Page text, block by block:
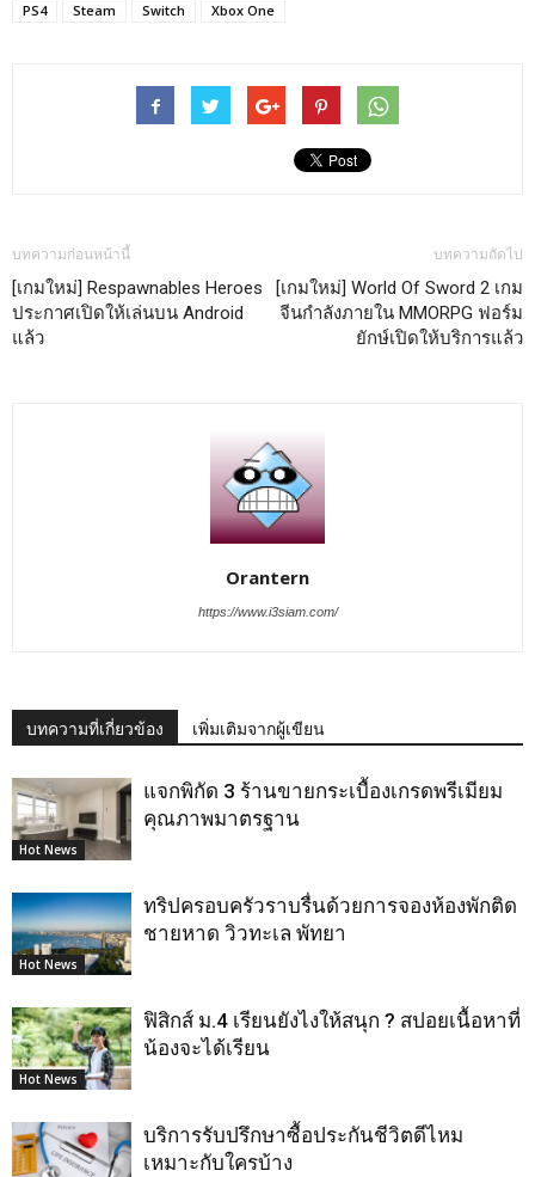
PS4
Steam Switch Xbox One
บทความก่อนหน้านี้
[เกมใหม่] Respawnables Heroes
ประกาศเปิดให้เล่นบน Android
แล้ว
บทความถัดไป
[เกมใหม่] World Of Sword 2 เกม
จีนกำลังภายใน MMORPG ฟอร์ม
ยักษ์เปิดให้บริการแล้ว
Orantern
https://www.i3siam.com/
บทความที่เกี่ยวข้อง เพิ่มเติมจากผู้เขียน
Hot News
แจกพิกัด 3 ร้านขายกระเบื้องเกรดพรีเมียม
คุณภาพมาตรฐาน
Hot News
ทริปครอบครัวราบรื่นด้วยการจองห้องพักติด
ชายหาด วิวทะเล พัทยา
Hot News
ฟิสิกส์ ม.4 เรียนยังไงให้สนุก ? สปอยเนื้อหาที่
น้องจะได้เรียน
บริการรับปรึกษาซื้อประกันชีวิตดีไหม
เหมาะกับใครบ้าง